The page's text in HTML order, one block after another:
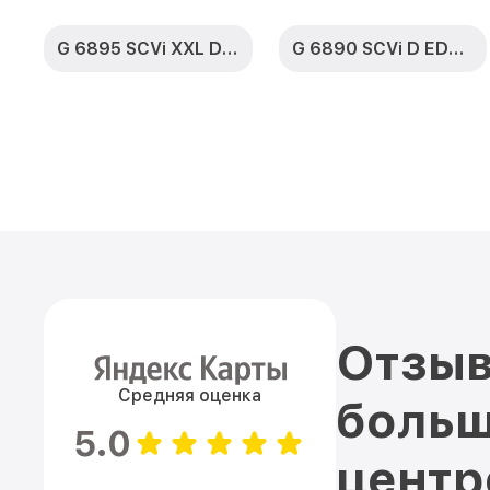
G 6895 SCVi XXL D ED230 2,0 k2o G 6890 SCVi D ED230 2,0 k2o
Средняя оценка
5.0